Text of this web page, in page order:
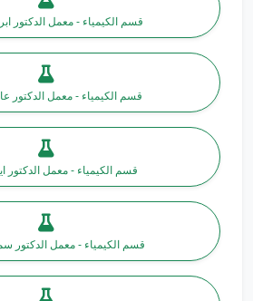
قسم الكيمياء - معمل الدكتور
قسم الكيمياء - معمل الدكتور
قسم الكيمياء - معمل الدكتور
قسم الكيمياء - معمل الدكتور